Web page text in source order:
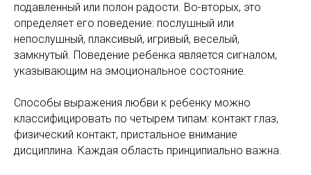
подавленный или полон радости. Во-вторых, это
определяет его поведение: послушный или
непослушный, плаксивый, игривый, веселый,
замкнутый. Поведение ребенка является сигналом,
указывающим на эмоциональное состояние.
Способы выражения любви к ребенку можно
классифицировать по четырем типам: контакт глаз,
физический контакт, пристальное внимание
дисциплина. Каждая область принципиально важна.